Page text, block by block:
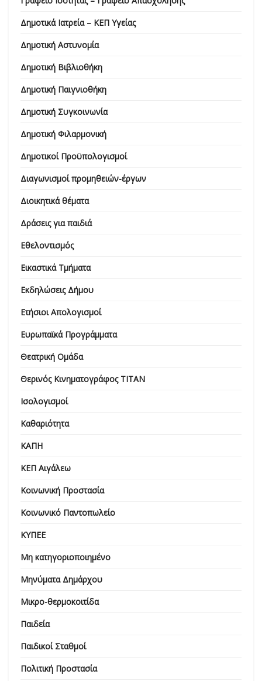
Δημοτικά Ιατρεία – ΚΕΠ Υγείας
Δημοτική Αστυνομία
Δημοτική Βιβλιοθήκη
Δημοτική Παιγνιοθήκη
Δημοτική Συγκοινωνία
Δημοτική Φιλαρμονική
Δημοτικοί Προϋπολογισμοί
Διαγωνισμοί προμηθειών-έργων
Διοικητικά θέματα
Δράσεις για παιδιά
Εθελοντισμός
Εικαστικά Τμήματα
Εκδηλώσεις Δήμου
Ετήσιοι Απολογισμοί
Ευρωπαϊκά Προγράμματα
Θεατρική Ομάδα
Θερινός Κινηματογράφος ΤΙΤΑΝ
Ισολογισμοί
Καθαριότητα
ΚΑΠΗ
ΚΕΠ Αιγάλεω
Κοινωνική Προστασία
Κοινωνικό Παντοπωλείο
ΚΥΠΕΕ
Μη κατηγοριοποιημένο
Μηνύματα Δημάρχου
Μικρο-θερμοκοιτίδα
Παιδεία
Παιδικοί Σταθμοί
Πολιτική Προστασία